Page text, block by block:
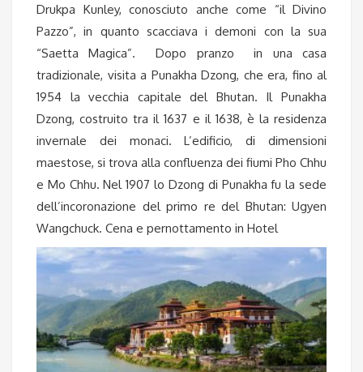
Drukpa Kunley, conosciuto anche come “il Divino
Pazzo”, in quanto scacciava i demoni con la sua
“Saetta Magica”. Dopo pranzo in una casa
tradizionale, visita a Punakha Dzong, che era, fino al
1954 la vecchia capitale del Bhutan. Il Punakha
Dzong, costruito tra il 1637 e il 1638, è la residenza
invernale dei monaci. L’edificio, di dimensioni
maestose, si trova alla confluenza dei fiumi Pho Chhu
e Mo Chhu. Nel 1907 lo Dzong di Punakha fu la sede
dell’incoronazione del primo re del Bhutan: Ugyen
Wangchuck. Cena e pernottamento in Hotel